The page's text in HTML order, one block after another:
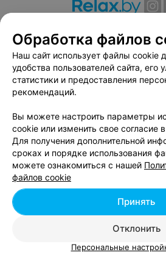
Вакансии
Публичный договор
Публичный договор по
«Афиша»
Пользовательское
Связаться по вопросам
Написать
Персональные
Обработка
| 220012,
улица Толбухина, 2, пом. 16 |
Обработка файлов
Наш сайт использует файлы cookie
удобства пользователей сайта, его
статистики и предоставления
рекомендаций.
Вы можете настроить параметры
cookie или изменить свое согласие
Для получения дополнительной
сроках и порядке использования
можете ознакомиться с нашей
файлов cookie
Отклонить
Принять
Персональные